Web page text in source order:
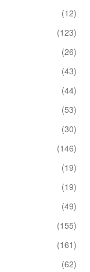
(12)
(123)
(26)
(43)
(44)
(53)
(30)
(146)
(19)
(19)
(49)
(155)
(161)
(62)